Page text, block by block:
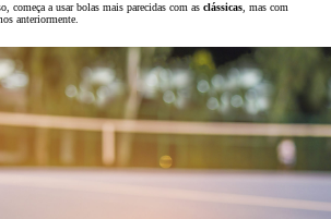
começa a usar bolas mais parecidas com as clássicas , mas com
anteriormente.